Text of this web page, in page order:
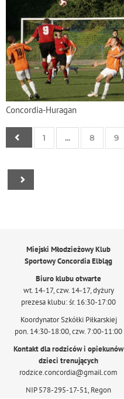
Concordia-Huragan
1 ... 8 9
Miejski Młodzieżowy Klub
Sportowy Concordia Elbląg
Biuro klubu otwarte
wt. 14-17, czw. 14-17, dyżury
prezesa klubu: śr. 16:30-17:00
Koordynator Szkółki Piłkarskiej
pon. 14:30-18:00, czw. 7:00-11:00
Kontakt dla rodziców i opiekunów
dzieci trenujących
rodzice.concordia@gmail.com
NIP 578-295-17-51, Regon